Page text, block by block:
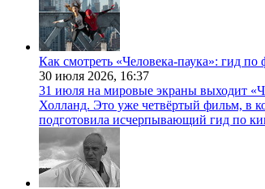
Как смотреть «Человека-паука»: гид
30 июля 2026, 16:37
31 июля на мировые экраны выходит
Холланд. Это уже четвёртый фильм, в
подготовила исчерпывающий гид по